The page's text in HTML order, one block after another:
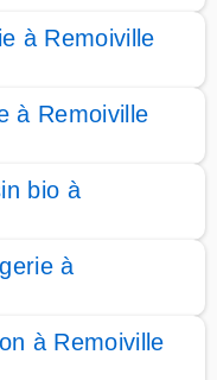
à Remoiville
à Remoiville
bio à
à
à Remoiville